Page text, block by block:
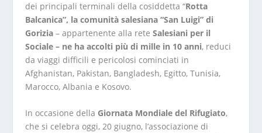
dei principali terminali della cosiddetta “Rotta
Balcanica”, la comunità salesiana “San Luigi” di
Gorizia– appartenente alla rete Salesiani per il
Sociale – ne ha accolti più di mille in 10 anni, reduci
da viaggi difficili e pericolosi cominciati in
Afghanistan, Pakistan, Bangladesh, Egitto, Tunisia,
Marocco, Albania e Kosovo.
In occasione della Giornata Mondiale del Rifugiato,
che si celebra oggi, 20 giugno, l’associazione di